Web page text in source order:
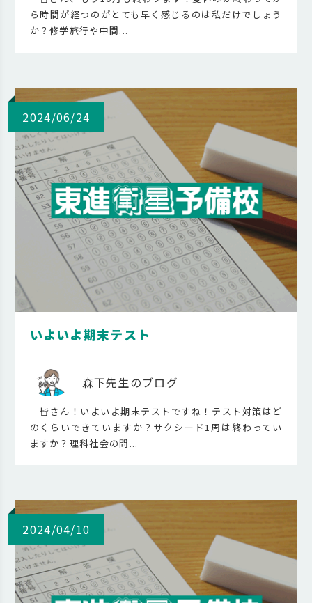
ら時間が経つのがとても早く感じるのは私だけでしょう
か？修学旅行や中間...
2024/06/24
いよいよ期末テスト
森下先生のブログ
皆さん！いよいよ期末テストですね！テスト対策はど
のくらいできていますか？サクシード1周は終わってい
ますか？理科社会の問...
2024/04/10